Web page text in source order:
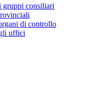
gruppi consiliari
di controllo
uffici